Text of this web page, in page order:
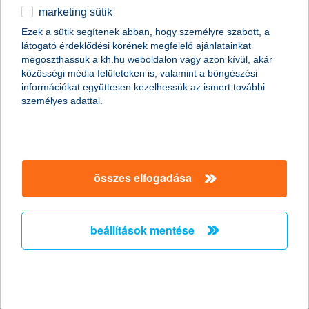
karrier
akadálymentesítési nyilatkozat
szolgáltatások fogyatékossággal élőknek
közzétételek, felügyeleti határozatok
deviza átutalás
címletváltással kapcsolatos információk
direktbiztosítások
befektetővédelmi termék tájékoztatók
természetes személyek adósságrendezése
MNB – Pénzügyi Navigátor
Pénzügyi Navigátor Tanácsadó Irodahálózat
MNB - Értékpapír egyenleg online lekérdezése
OBA tájékoztató
általános szerződési feltételek
üzletszabályzat
aktuális, MNB által közzétett BUBOR értékek
kifejezéseket ismertető fogalomtár a fizetési számlához
marketing sütik
Ezek a sütik segítenek abban, hogy személyre szabott, a
látogató érdeklődési körének megfelelő ajánlatainkat
megoszthassuk a kh.hu weboldalon vagy azon kívül, akár
közösségi média felületeken is, valamint a böngészési
információkat együttesen kezelhessük az ismert további
személyes adattal.
összes elfogadása
beállítások mentése